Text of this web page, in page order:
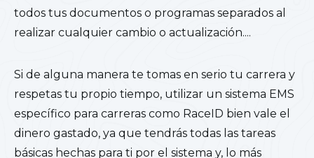
todos tus documentos o programas separados al
realizar cualquier cambio o actualización....
Si de alguna manera te tomas en serio tu carrera y
respetas tu propio tiempo, utilizar un sistema EMS
específico para carreras como RaceID bien vale el
dinero gastado, ya que tendrás todas las tareas
básicas hechas para ti por el sistema y, lo más